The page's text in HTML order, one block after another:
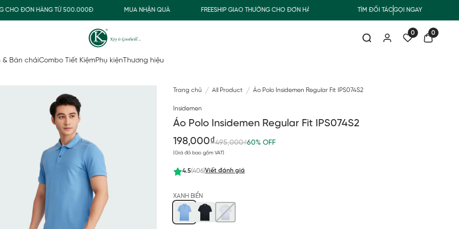
ĐƠN HÀNG TỪ 500.000Đ MUA NHẬN QUÀ FREESHIP GIAO THƯỜNG CHO ĐƠN HÀNG TỪ 500.000Đ SUMMER COLLECTION
TÌM ĐỐI TÁCGỌI NGAY
0 0
& Bàn chảiCombo Tiết KiệmPhụ kiện Thương hiệu
Trang chủ All Product Áo Polo Insidemen Regular Fit IPS074S2
Insidemen
Áo Polo Insidemen Regular Fit IPS074S2
198,000₫495,000₫60% OFF
(Giá đã bao gồm VAT)
4.5(406)Viết đánh giá
XANH BIỂN